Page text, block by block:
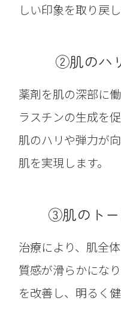
しい印象を取り戻し
②肌のハ
薬剤を肌の深部に
ラスチンの生成を
肌のハリや弾力が
肌を実現します。
③肌のト
治療により、肌全
質感が滑らかにな
を改善し、明るく